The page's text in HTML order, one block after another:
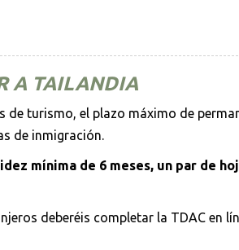
A TAILANDIA
de turismo, el plazo máximo de
de inmigración.
mínima de 6 meses, un par de
deberéis completar la TDAC en